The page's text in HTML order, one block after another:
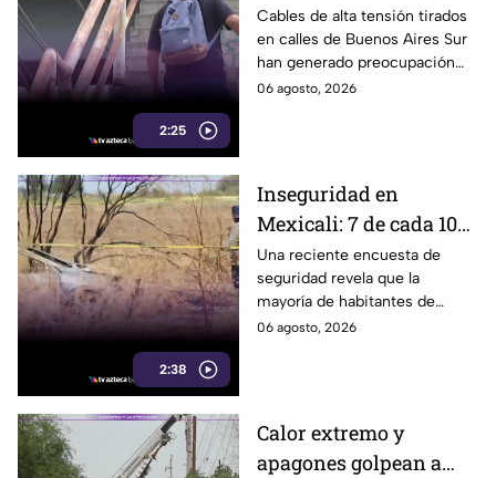
2:25
Buenos Aires Sur
representan un riesgo
para peatones en
Tijuana
Cables de alta tensión tirados
en calles de Buenos Aires Sur
han generado preocupación
entre vecinos, luego de que un
06 agosto, 2026
2:38
Inseguridad en
Mexicali: 7 de cada 10
habitantes sienten
temor de vivir en la
capital cachanilla
Una reciente encuesta de
seguridad revela que la
mayoría de habitantes de
Mexicali mantiene una
06 agosto, 2026
Calor extremo y
apagones golpean a